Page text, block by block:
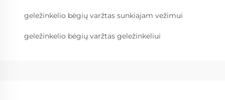
geležinkelio bėgių varžtas sunkiajam vežimui
geležinkelio bėgių varžtas geležinkeliui